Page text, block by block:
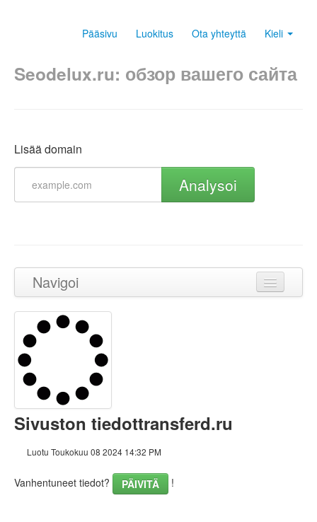
Pääsivu Luokitus Ota yhteyttä Kieli
Seodelux.ru: обзор вашего сайта
Lisää domain
Analysoi
Navigoi
Takaisin ylös
Sisältö
Avainsanat
Käytettävyys
Dokumentti
Mobiili
Sivuston tiedottransferd.ru
Luotu Toukokuu 08 2024 14:32 PM
Vanhentuneet tiedot? PÄIVITÄ !